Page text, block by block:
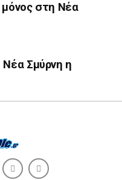
μόνος στη Νέα
Νέα Σμύρνη η